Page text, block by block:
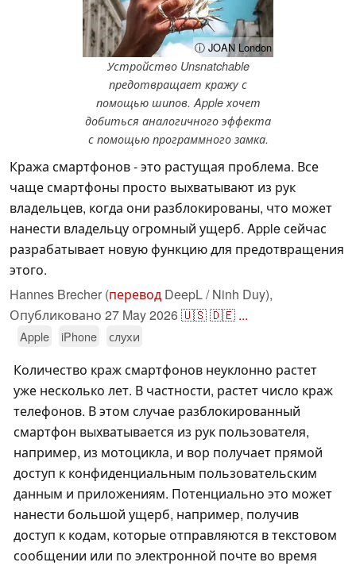
ⓘ JOAN London
Устройство Unsnatchable
предотвращает кражу с
помощью шипов. Apple хочет
добиться аналогичного эффекта
с помощью программного замка.
Кража смартфонов - это растущая проблема. Все
чаще смартфоны просто выхватывают из рук
владельцев, когда они разблокированы, что может
нанести владельцу огромный ущерб. Apple сейчас
разрабатывает новую функцию для предотвращения
этого.
Hannes Brecher (перевод DeepL / Ninh Duy),
Опубликовано 27 May 2026🇺🇸🇩🇪 ...
Apple iPhone слухи
Количество краж смартфонов неуклонно растет
уже несколько лет. В частности, растет число краж
телефонов. В этом случае разблокированный
смартфон выхватывается из рук пользователя,
например, из мотоцикла, и вор получает прямой
доступ к конфиденциальным пользовательским
данным и приложениям. Потенциально это может
нанести большой ущерб, например, получив
доступ к кодам, которые отправляются в текстовом
сообщении или по электронной почте во время